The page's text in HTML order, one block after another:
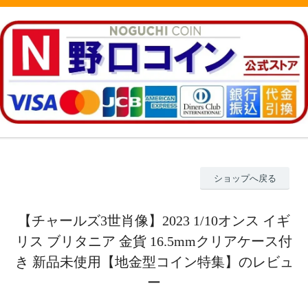
ショップへ戻る
【チャールズ3世肖像】2023 1/10オンス イギ
リス ブリタニア 金貨 16.5mmクリアケース付
き 新品未使用【地金型コイン特集】のレビュ
ー